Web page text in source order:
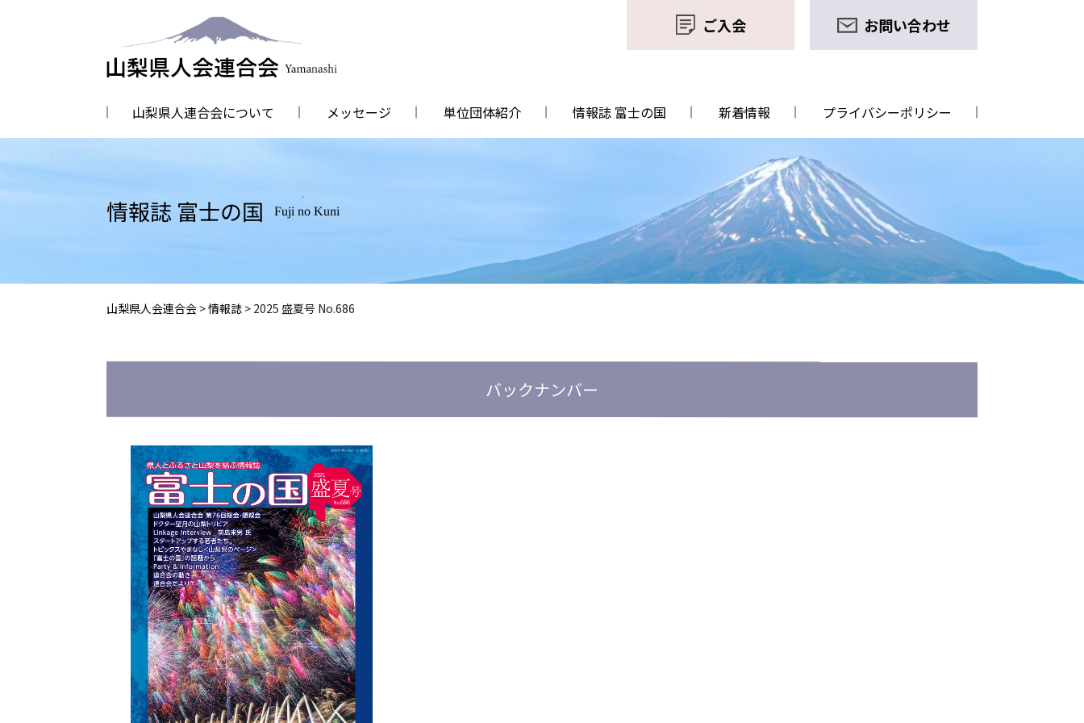
ご入会 お問い合わせ
山梨県人連合会について メッセージ 単位団体紹介 情報誌 富士の国 新着情報 プライバシーポリシー
情報誌 富士の国 Fuji no Kuni
山梨県人会連合会 >情報誌 > 2025 盛夏号 No.686
バックナンバー